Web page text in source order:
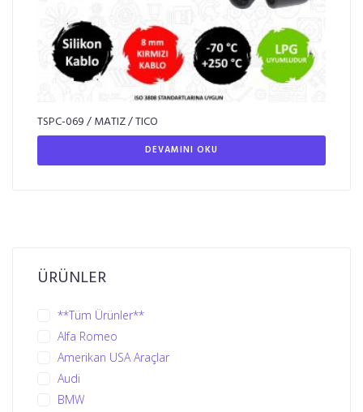
TSPC-069 / MATIZ / TICO
DEVAMINI OKU
ÜRÜNLER
**Tüm Ürünler**
Alfa Romeo
Amerikan USA Araçlar
Audi
BMW